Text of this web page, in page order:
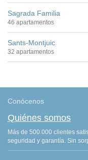
Sagrada Familia
46 apartamentos
Sants-Montjuic
32 apartamentos
Conócenos
Quiénes somos
Más de 500.000 clientes
seguridad y garantía. Sin